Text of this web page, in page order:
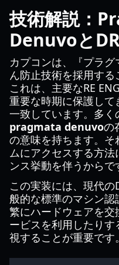
技術解説：
Denuvoと
カプコンは、『プラ
ん防止技術を採用する
これは、主要なRE
重要な時期に保護して
一致しています。多く
pragmata denuvoの
の意味を持ちます。
ムにアクセスする方
ンス挙動を伴うからで
この実装には、現代
般的な標準のマシン
繁にハードウェアを
ービスを利用したり
視することが重要です。